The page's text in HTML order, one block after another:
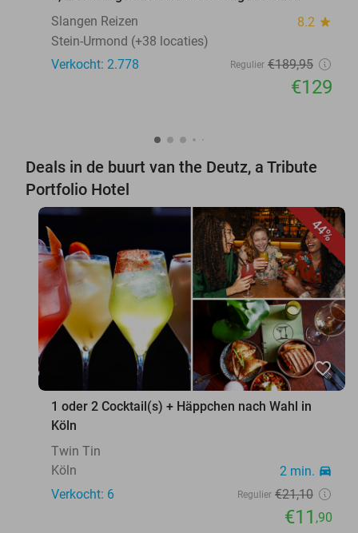
Slangen Reizen
8.2 star
Stein-Urmond (+38 locaties)
Verkocht: 2.778
Regulier €189,95
€129
Deals in de buurt van the Deutz, a Tribute
Portfolio Hotel
44%
favorite_border
1 oder 2 Cocktail(s) + Häppchen nach Wahl in
Köln
Twin Tin
Köln
2 min. directions_car
Verkocht: 6 Regulier €21,10
€11 ,90